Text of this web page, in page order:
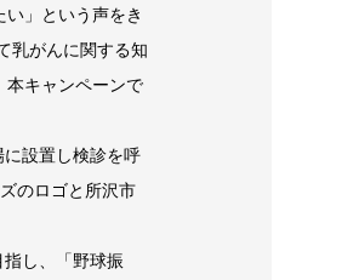
」という声をき
乳がんに関する知
本キャンペーンで
設置し検診を呼
のロゴと所沢市
し、「野球振